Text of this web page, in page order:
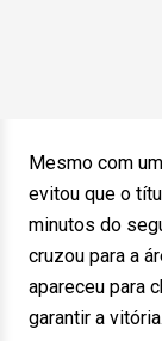
Mesmo com
evitou que o
minutos do
cruzou para a
apareceu para
garantir a vitória.